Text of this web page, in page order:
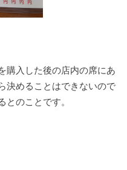
購入した後の店内の席にあ
決めることはできないので
のことです。